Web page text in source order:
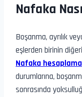
Nafaka
Boşanma, ayrılık
eşlerden birinin
Nafaka hesaplama
durumlarına,
sonrasında